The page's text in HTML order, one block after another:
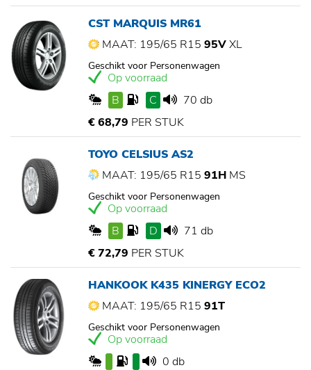
CST MARQUIS MR61
MAAT: 195/65 R15 95VXL
Geschikt voor Personenwagen
Op voorraad
B
C
70 db
€ 68,79 PER STUK
TOYO CELSIUS AS2
MAAT: 195/65 R15 91H MS
Geschikt voor Personenwagen
Op voorraad
B
D
71 db
€ 72,79 PER STUK
HANKOOK K435 KINERGY ECO2
MAAT: 195/65 R15 91T
Geschikt voor Personenwagen
Op voorraad
0 db